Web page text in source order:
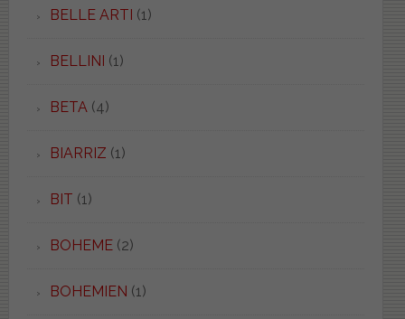
BELLE ARTI (1)
BELLINI (1)
BETA(4)
BIARRIZ (1)
BIT (1)
BOHEME(2)
BOHEMIEN (1)